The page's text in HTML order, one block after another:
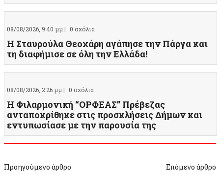
08/08/2026, 9:40 μμ | 0 σχόλια
Η Σταυρούλα Θεοχάρη αγάπησε την Πάργα και
τη διαφήμισε σε όλη την Ελλάδα!
08/08/2026, 2:26 μμ | 0 σχόλια
Η Φιλαρμονική “ΟΡΦΕΑΣ” Πρέβεζας
ανταποκρίθηκε στις προσκλήσεις Δήμων και
εντυπωσίασε με την παρουσία της
Προηγούμενο άρθρο Επόμενο άρθρο